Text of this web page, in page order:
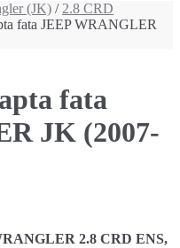
(JK) / 2.8 CRD
fata JEEP WRANGLER
fata
JK (2007-
2.8 CRD ENS,